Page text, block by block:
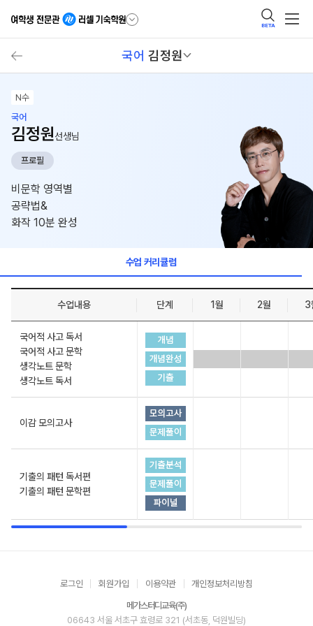
BETA
국어 김정원
N수
국어
김정원선생님
프로필
비문학 영역별
공략법&
화작 10분 완성
수업 커리큘럼
수업내용 단계 1월 2월 3
국어적 사고 독서
국어적 사고 문학
생각노트 문학
생각노트 독서
이감 모의고사
기출의 패턴 독서편
기출의 패턴 문학편
로그인 회원가입 이용약관 개인정보처리방침
메가스터디교육(주)
06643 서울 서초구 효령로 321 (서초동, 덕원빌딩)